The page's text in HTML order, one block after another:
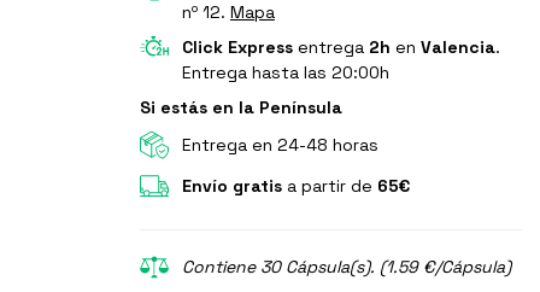
nº 12. Mapa
Click Expressentrega 2h en Valencia.
Entrega hasta las 20:00h
Si estás en la Península
Entrega en 24-48 horas
Envío gratisa partir de 65€
Contiene 30 Cápsula(s). (1.59 €/Cápsula)